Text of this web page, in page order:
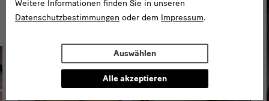
Weitere Informationen finden Sie in unseren
Datenschutzbestimmungen oder dem Impressum.
Auswählen
Alle akzeptieren